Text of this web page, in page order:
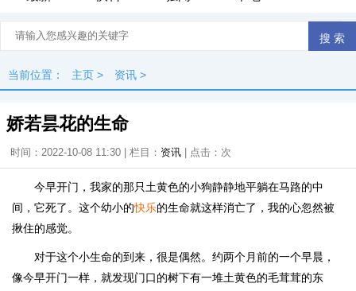
当前位置： 主页 > 资讯 >
娇若昙花的生命
时间：2022-10-08 11:30 | 栏目： 资讯 | 点击： 次
今早开门，我家的那只土黄色的小狗静静地平躺在马路的中
间，它死了。这个幼小的快乐的生命就这样消亡了，我的心忽然被
揪住的感觉。
对于这个小生命的到来，很是偶然。约两个月前的一个早晨，
像今早开门一样，就发现门口的树下有一堆土黄色的毛茸茸的东